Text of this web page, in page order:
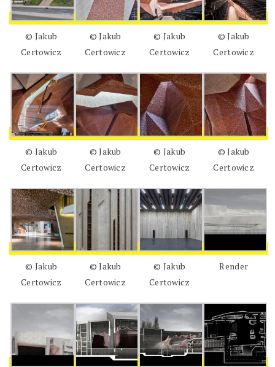
© Jakub
Certowicz
© Jakub
Certowicz
© Jakub
Certowicz
© Jakub
Certowicz
© Jakub
Certowicz
© Jakub
Certowicz
© Jakub
Certowicz
© Jakub
Certowicz
© Jakub
Certowicz
© Jakub
Certowicz
© Jakub
Certowicz
Render